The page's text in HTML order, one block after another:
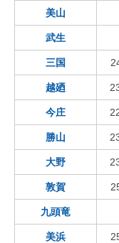
美山
武生
三国
越廼
今庄
勝山
大野
敦賀
九頭竜
美浜